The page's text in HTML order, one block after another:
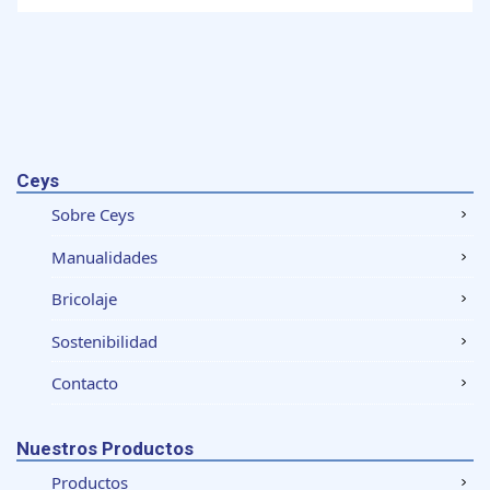
Ceys
Sobre Ceys
Manualidades
Bricolaje
Sostenibilidad
Contacto
Nuestros Productos
Productos